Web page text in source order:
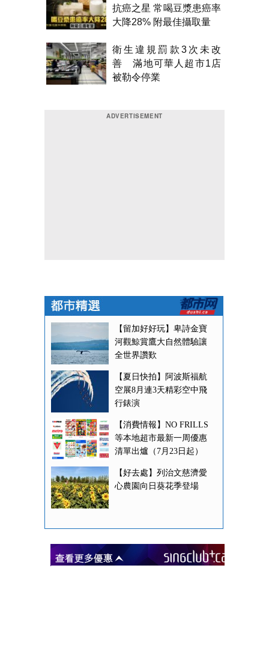
抗癌之星 常喝豆漿患癌率
大降28% 附最佳攝取量
衛生違規罰款3次未改
善 滿地可華人超市1店
被勒令停業